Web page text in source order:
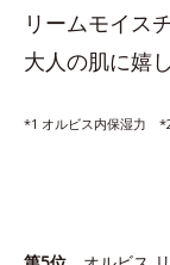
リームモイス
大人の肌に嬉し
*1 オルビス内保湿力